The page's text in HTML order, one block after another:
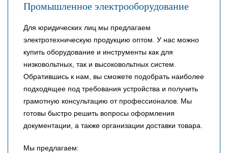
Промышленное электрооборудование
Для юридических лиц мы предлагаем
электротехническую продукцию оптом. У нас можно
купить оборудование и инструменты как для
низковольтных, так и высоковольтных систем.
Обратившись к нам, вы сможете подобрать наиболее
подходящее под требования устройства и получить
грамотную консультацию от профессионалов. Мы
готовы быстро решить вопросы оформления
документации, а также организации доставки товара.
Мы предлагаем: